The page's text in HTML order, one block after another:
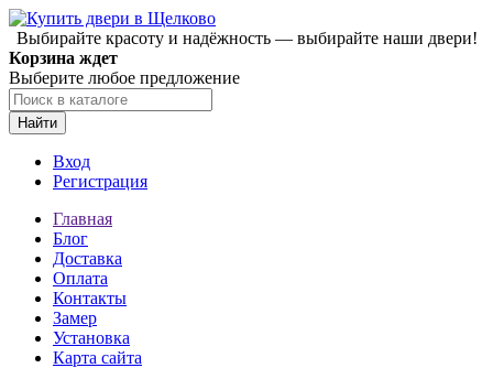
Выбирайте красоту и надёжность — выбирайте наши двери!
Корзина ждет
Выберите любое предложение
Найти
Вход
Регистрация
Главная
Блог
Доставка
Оплата
Контакты
Замер
Установка
Карта сайта